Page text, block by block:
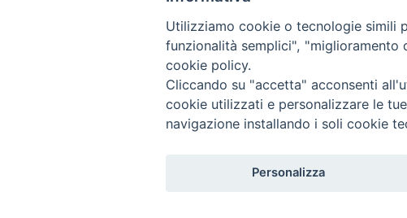
Copyright © 2019 - Tutti i diritti riservati - Vita
Utilizziamo cookie o tecnologie simili
funzionalità semplici",
cookie policy.
Cliccando su "accetta" acconsenti
cookie utilizzati e personalizzare le
navigazione installando i soli cookie
Personalizza